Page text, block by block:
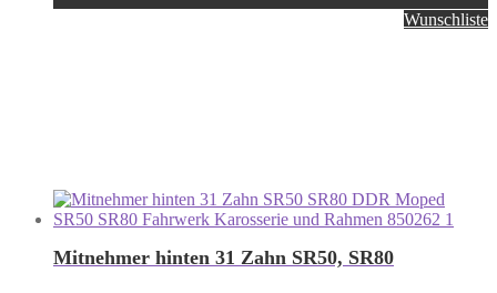
Wunschliste
Mitnehmer hinten 31 Zahn SR50, SR80